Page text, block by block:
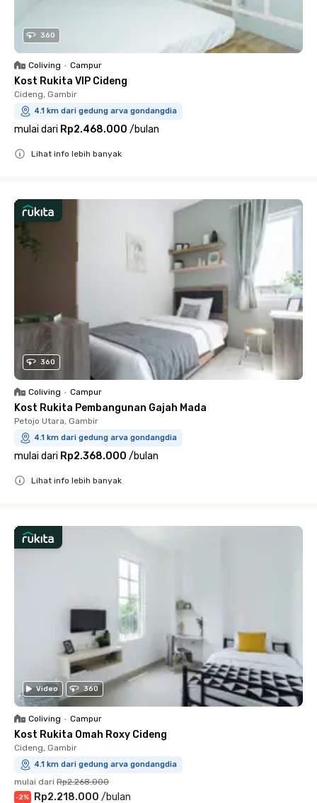
360
Coliving • Campur
Kost Rukita VIP Cideng
Cideng, Gambir
4.1 km dari gedung arva gondangdia
mulai dari Rp2.468.000 /bulan
Lihat info lebih banyak
360
Coliving • Campur
Kost Rukita Pembangunan Gajah Mada
Petojo Utara, Gambir
4.1 km dari gedung arva gondangdia
mulai dari Rp2.368.000 /bulan
Lihat info lebih banyak
Video 360
Coliving • Campur
Kost Rukita Omah Roxy Cideng
Cideng, Gambir
4.1 km dari gedung arva gondangdia
mulai dari Rp2.268.000
-2% Rp2.218.000 /bulan